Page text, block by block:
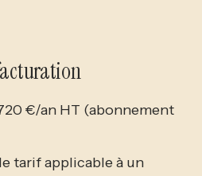
€/an HT (abonnement
le tarif applicable à un